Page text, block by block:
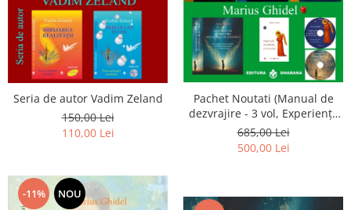
Seria de autor Vadim Zeland
150,00 Lei
110,00 Lei
Pachet Noutati (Manual de
dezvrajire - 3 vol, Experiențe
și amintiri, Rugăciunile
Luceafarului de dimineata) -
Marius Ghidel
685,00 Lei
500,00 Lei
-11% NOU